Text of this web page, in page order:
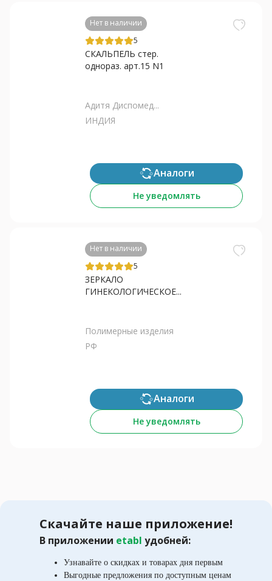
Нет в наличии
5
СКАЛЬПЕЛЬ стер.
однораз. арт.15 N1
Адитя Диспомед...
ИНДИЯ
Аналоги
Не уведомлять
Нет в наличии
5
ЗЕРКАЛО
ГИНЕКОЛОГИЧЕСКОЕ...
Полимерные изделия
РФ
Аналоги
Не уведомлять
Скачайте наше приложение!
В приложении etabl удобней:
Узнавайте о скидках и товарах дня первым
Выгодные предложения по доступным ценам